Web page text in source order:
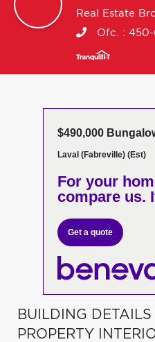
Real Estate
Ofc. : 450-
$490,000
Laval (Fabreville) (Est)
For your
compare us.
Get a quote
BUILDING
PROPERTY